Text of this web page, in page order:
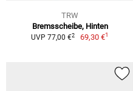
TRW
Bremsscheibe, Hinten
UVP 77,00 €2 69,30 €1